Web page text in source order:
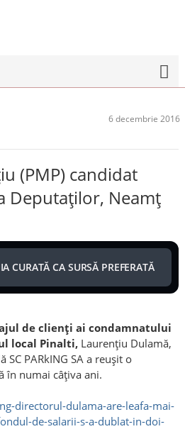
6 decembrie 2016
(PMP) candidat
Deputaților, Neamț
CURATĂ CA SURSĂ PREFERATĂ
de clienţi ai condamnatului
local Pinalti,Laurențiu Dulamă,
PARkING SA a reuşit o
în numai câţiva ani.
directorul-dulama-are-leafa-mai-
de-salarii-s-a-dublat-in-doi-